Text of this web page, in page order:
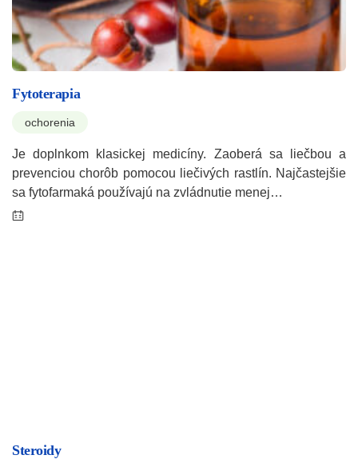
Fytoterapia
ochorenia
Je doplnkom klasickej medicíny. Zaoberá sa liečbou a
prevenciou chorôb pomocou liečivých rastlín. Najčastejšie
sa fytofarmaká používajú na zvládnutie menej…
Steroidy